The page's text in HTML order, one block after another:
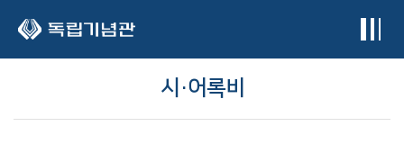
시·어록비